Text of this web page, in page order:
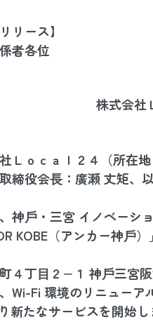
リース】
者各位
株式会社
Ｌｏｃａｌ２４（所在
締役会⻑：廣瀬 丈矩、
神⼾・三宮 イノベーシ
KOBE（アンカー神⼾
４丁⽬２−１ 神⼾三宮阪
Wi-Fi 環境のリニューア
新たなサービスを開始し